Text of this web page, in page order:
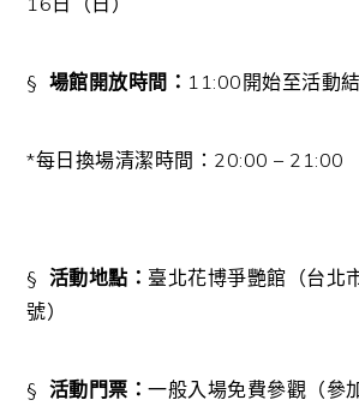
§ 場館開放時間： 11:00 開始至活動
*每日換場清潔時間： 20:00 – 21:00
§ 活動地點： 臺北花博爭艷館（台北
號）
§ 活動門票：一般入場免費參觀（參